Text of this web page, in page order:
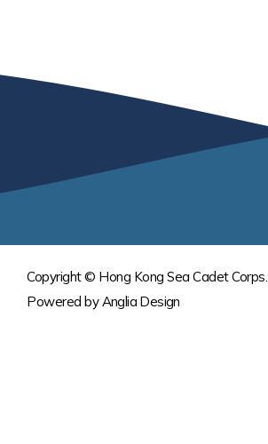
Copyright © Hong Kong Sea Cadet Corps.
Powered byAnglia Design